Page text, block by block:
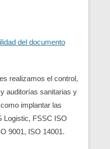
del documento
realizamos el control,
auditorías sanitarias y
implantar las
Logistic, FSSC ISO
9001, ISO 14001.